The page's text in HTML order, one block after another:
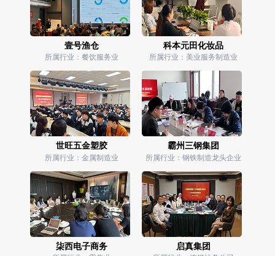
壹号渔仓
所属行业：餐饮服务业
科本元田化妆品
所属行业：美业服务制造业
世旺五金塑胶
所属行业：金属制造业
霸州三钢集团
所属行业：钢铁制造龙头企业
柒西电子商务 启真集团